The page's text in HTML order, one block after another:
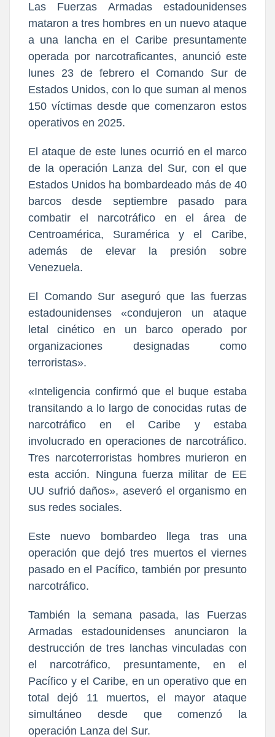
Las Fuerzas Armadas estadounidenses
mataron a tres hombres en un nuevo ataque
a una lancha en el Caribe presuntamente
operada por narcotraficantes, anunció este
lunes 23 de febrero el Comando Sur de
Estados Unidos, con lo que suman al menos
150 víctimas desde que comenzaron estos
operativos en 2025.
El ataque de este lunes ocurrió en el marco
de la operación Lanza del Sur, con el que
Estados Unidos ha bombardeado más de 40
barcos desde septiembre pasado para
combatir el narcotráfico en el área de
Centroamérica, Suramérica y el Caribe,
además de elevar la presión sobre
Venezuela.
El Comando Sur aseguró que las fuerzas
estadounidenses «condujeron un ataque
letal cinético en un barco operado por
organizaciones designadas como
terroristas».
«Inteligencia confirmó que el buque estaba
transitando a lo largo de conocidas rutas de
narcotráfico en el Caribe y estaba
involucrado en operaciones de narcotráfico.
Tres narcoterroristas hombres murieron en
esta acción. Ninguna fuerza militar de EE
UU sufrió daños», aseveró el organismo en
sus redes sociales.
Este nuevo bombardeo llega tras una
operación que dejó tres muertos el viernes
pasado en el Pacífico, también por presunto
narcotráfico.
También la semana pasada, las Fuerzas
Armadas estadounidenses anunciaron la
destrucción de tres lanchas vinculadas con
el narcotráfico, presuntamente, en el
Pacífico y el Caribe, en un operativo que en
total dejó 11 muertos, el mayor ataque
simultáneo desde que comenzó la
operación Lanza del Sur.